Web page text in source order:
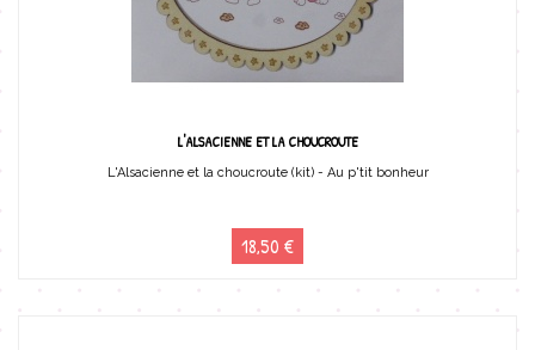
L'ALSACIENNE ET LA CHOUCROUTE
L'Alsacienne et la choucroute (kit) - Au p'tit bonheur
18,50 €